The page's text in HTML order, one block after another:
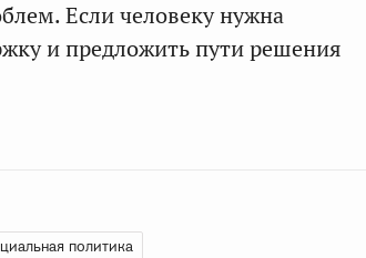
Если человеку нужна
и предложить пути решения
политика